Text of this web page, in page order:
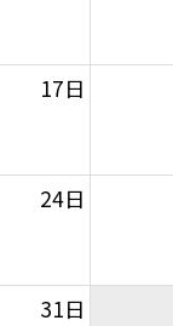
17日
24日
31日